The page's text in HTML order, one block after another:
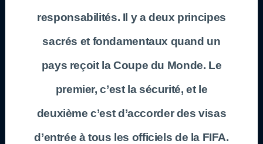
responsabilités. Il y a deux principes
sacrés et fondamentaux quand un
pays reçoit la Coupe du Monde. Le
premier, c’est la sécurité, et le
deuxième c’est d’accorder des visas
d’entrée à tous les officiels de la FIFA.